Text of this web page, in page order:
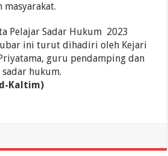
masyarakat.
Pelajar Sadar Hukum 2023
ini turut dihadiri oleh Kejari
guru pendamping dan
hukum.
Kaltim)